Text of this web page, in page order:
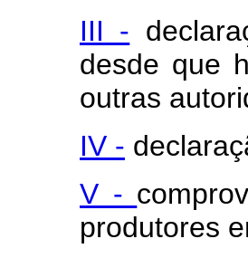
III -
desde que
outras
IV -
V -
produtores